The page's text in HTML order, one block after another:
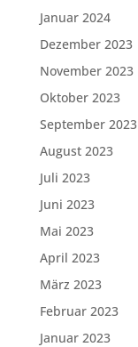
Januar 2024
Dezember 2023
November 2023
Oktober 2023
September 2023
August 2023
Juli 2023
Juni 2023
Mai 2023
April 2023
März 2023
Februar 2023
Januar 2023